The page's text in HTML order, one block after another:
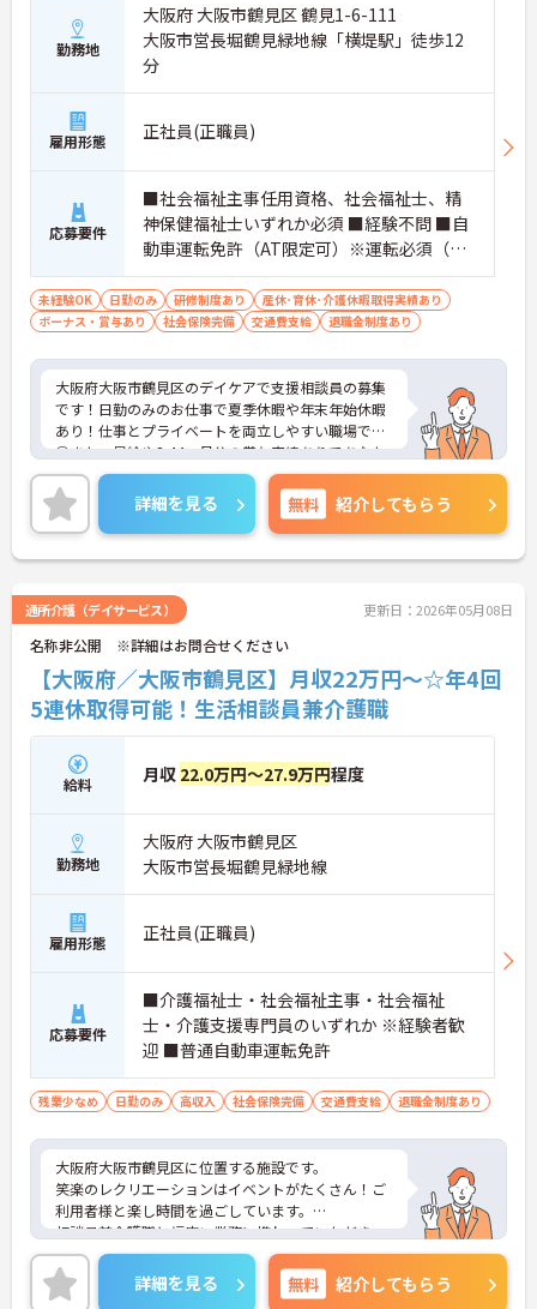
勤務地
大阪府 大阪市鶴見区 鶴見1-6-111
大阪市営長堀鶴見緑地線「横堤駅」徒歩12
分
雇用形態 正社員(正職員)
応募要件
■社会福祉主事任用資格、社会福祉士、精
神保健福祉士いずれか必須 ■経験不問 ■自
動車運転免許（AT限定可）※運転必須（ハ
イエースクラスがが運転できれば尚良い）
未経験OK 日勤のみ 研修制度あり
産休･育休･介護休暇取得実績あり
ボーナス・賞与あり
社会保険完備 交通費支給 退職金制度あり
大阪府大阪市鶴見区のデイケアで支援相談員の募集
です！日勤のみのお仕事で夏季休暇や年末年始休暇
あり！仕事とプライベートを両立しやすい職場です
◎また、昇給や3.44ヵ月分の賞与実績ありであなた
の頑張りがしっかり評価されます♪ご興味のある方
は面接ポイントをお伝えしますので、お気軽にご連
絡ください！
詳細を見る 無料 紹介してもらう
通所介護（デイサービス） 更新日：2026年05月08日
名称非公開 ※詳細はお問合せください
【大阪府／大阪市鶴見区】月収22万円～☆年4回
5連休取得可能！生活相談員兼介護職
給料 月収 22.0万円～27.9万円程度
勤務地
大阪府 大阪市鶴見区
大阪市営長堀鶴見緑地線
雇用形態 正社員(正職員)
応募要件
■介護福祉士・社会福祉主事・社会福祉
士・介護支援専門員のいずれか ※経験者歓
迎 ■普通自動車運転免許
残業少なめ 日勤のみ 高収入 社会保険完備 交通費支給 退職金制度あり
大阪府大阪市鶴見区に位置する施設です。
笑楽のレクリエーションはイベントがたくさん！ご
利用者様と楽し時間を過ごしています。
相談員兼介護職と幅広い業務に携わっていただき、
経験を積んでいただけます。
ご興味のある方には、面接対策ポイントなど、さら
に詳細をお話しいたしますのでお気軽にご相談くだ
詳細を見る 無料 紹介してもらう